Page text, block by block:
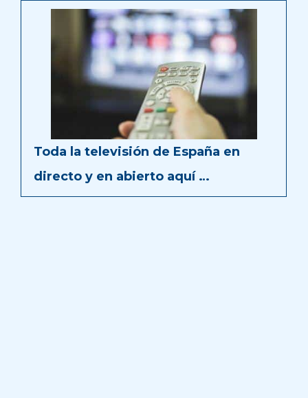
Toda la televisión de España en
directo y en abierto aquí …